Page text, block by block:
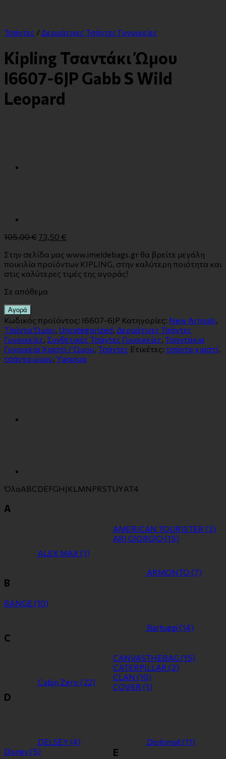
Τσάντες / Δερμάτινες Τσάντες Γυναικείες
Kipling Τσαντάκι Ώμου
I6607-6JP Gabb S Wild
Leopard
105,00€ 73,50 €
Στην σελίδα μας www.imeldebags.gr θα βρείτε μεγάλη
ποικιλία προϊόντων KIPLING, στην καλύτερη ποιότητα και
στις καλύτερες τιμές της αγοράς!
Σε απόθεμα
Αγορά
Κωδικός προϊόντος: I6607-6JP Κατηγορίες: New Arrivals
Tσάντα Ώμου Uncategorized Δερμάτινες Τσάντες
Γυναικείες Συνθετικές Τσάντες Γυναικείες Τσαντάκια
Γυναικεία Χιαστί / Ώμου Τσάντες Ετικέτες: τσάντα χιαστί
τσάντα ώμου ,Ύφασμα
ΌλαABCDEFGH J KL MN PRSTUYΑΤ4
A
ALEX MAX (1)
AMERICAN TOURISTER (3)
ARI GIORGIO (15)
ARMONTO (7)
B
BANGE (10)
Bartuggi (14)
C
Cabin Zero (22)
CANVASTHEBAG (15)
CATERPILLAR (2)
CLAN (10)
COVER (1)
D
DELSEY (4) Diplomat(11)
Disney(5) E